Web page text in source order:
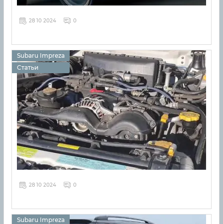
28 10 2024 0
Subaru Impreza
Статьи
28 10 2024 0
Subaru Impreza